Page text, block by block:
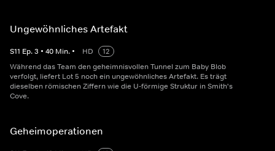
Ungewöhnliches Artefakt
S11 Ep.3 • 40 Min. • HD
12
Während das Team den geheimnisvollen Tunnel zum Baby Blob
verfolgt, liefert Lot 5 noch ein ungewöhnliches Artefakt. Es trägt
dieselben römischen Ziffern wie die U-förmige Struktur in Smith's
Cove.
Geheimoperationen